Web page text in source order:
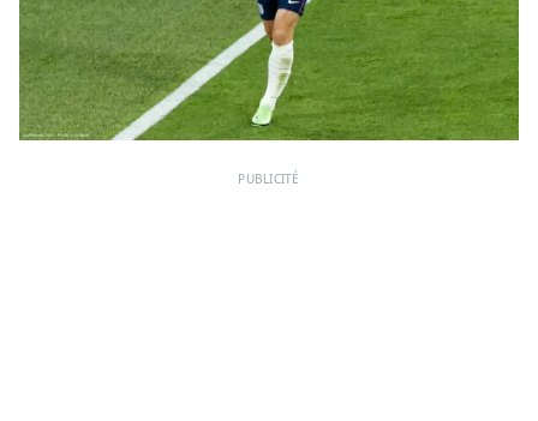
PUBLICITÉ